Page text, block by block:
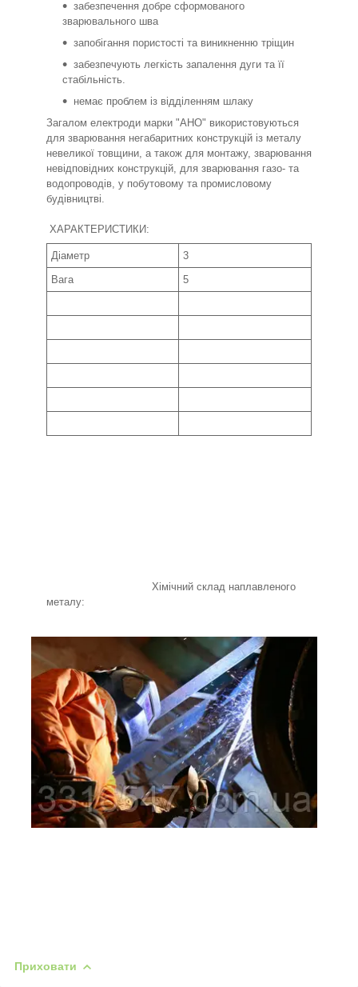
забезпечення добре сформованого
зварювального шва
запобігання пористості та виникненню тріщин
забезпечують легкість запалення дуги та її
стабільність.
немає проблем із відділенням шлаку
Загалом електроди марки "АНО" використовуються
для зварювання негабаритних конструкцій із металу
невеликої товщини, а також для монтажу, зварювання
невідповідних конструкцій, для зварювання газо- та
водопроводів, у побутовому та промисловому
будівництві.
ХАРАКТЕРИСТИКИ:
Діаметр
3
Вага
5
Хімічний склад наплавленого
металу:
Приховати